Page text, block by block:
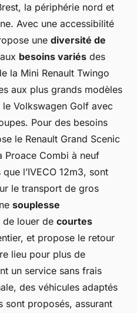
la périphérie nord et
Avec une accessibilité
une diversité de
besoins variés des
la Mini Renault Twingo
aux plus grands modèles
Volkswagen Golf avec
Pour des besoins
le Renault Grand Scenic
Proace Combi à neuf
l’IVECO 12m3, sont
le transport de gros
souplesse
de louer de courtes
et propose le retour
lieu pour plus de
un service sans frais
des véhicules adaptés
sont proposés, assurant